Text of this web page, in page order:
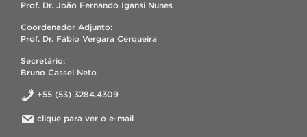
Prof. Dr. João Fernando Igansi Nunes
Coordenador Adjunto:
Prof. Dr. Fábio Vergara Cerqueira
Secretário:
Bruno Cassel Neto
+55 (53) 3284.4309
clique para ver o e-mail